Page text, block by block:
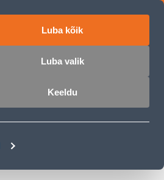
Luba kõik
Luba valik
Keeldu